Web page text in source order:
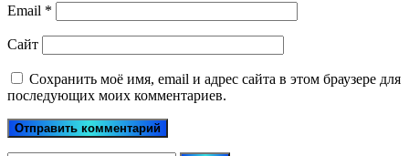
Email *
Сайт
Сохранить моё имя, email и адрес сайта в этом браузере для
последующих моих комментариев.